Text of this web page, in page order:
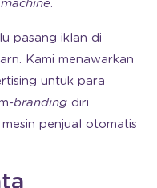
.
pasang iklan di
Kami menawarkan
untuk para
branding diri
penjual otomatis